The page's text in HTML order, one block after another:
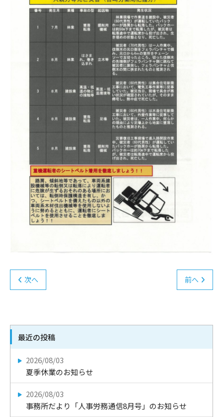
次へ 前へ
最近の投稿
2026/08/03
夏季休業のお知らせ
2026/08/03
事務所だより「人事労務通信8月号」のお知らせ